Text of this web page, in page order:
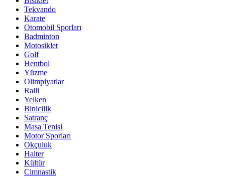
Tekvando
Karate
Otomobil Sporları
Badminton
Motosiklet
Golf
Hentbol
Yüzme
Olimpiyatlar
Ralli
Yelken
Binicilik
Satranç
Masa Tenisi
Motor Sporları
Okçuluk
Halter
Kültür
Cimnastik